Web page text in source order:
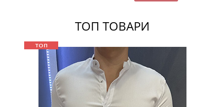
ТОП ТОВАРИ